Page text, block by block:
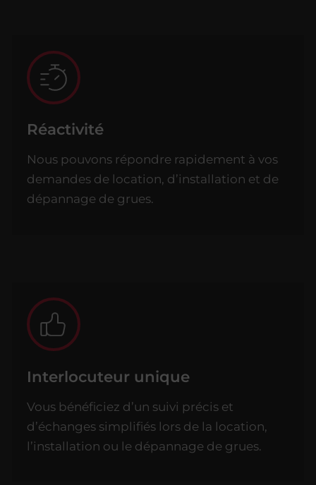
Réactivité
Nous pouvons répondre rapidement à vos
demandes de location, d’installation et de
dépannage de grues.
Interlocuteur unique
Vous bénéficiez d’un suivi précis et
d’échanges simplifiés lors de la location,
l’installation ou le dépannage de grues.